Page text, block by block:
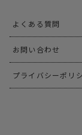
よくある質問
お問い合わせ
プライバシーポリ